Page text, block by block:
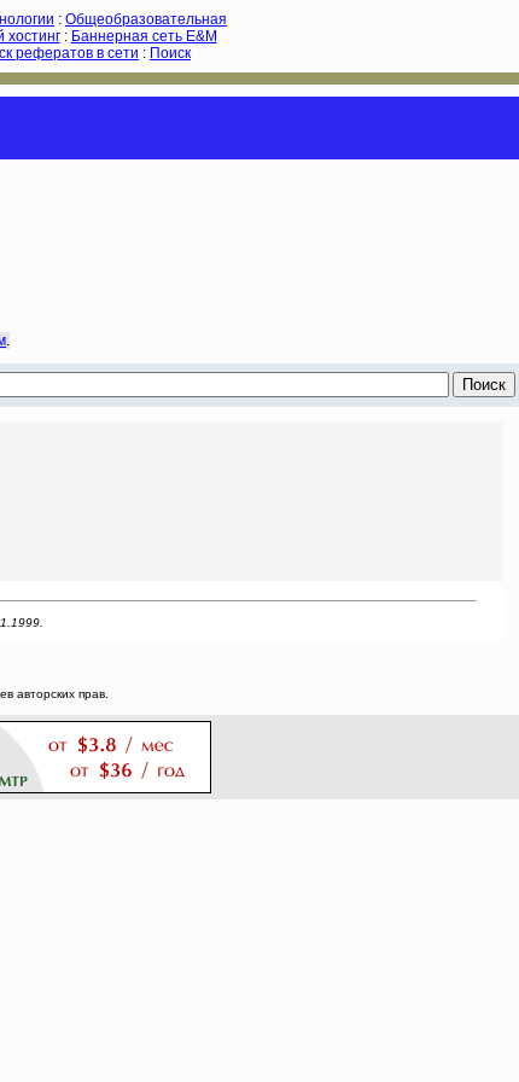
: Общеобразовательная
хостинг: Баннерная сеть E&M
рефератов в сети : Поиск
.
авторских прав.